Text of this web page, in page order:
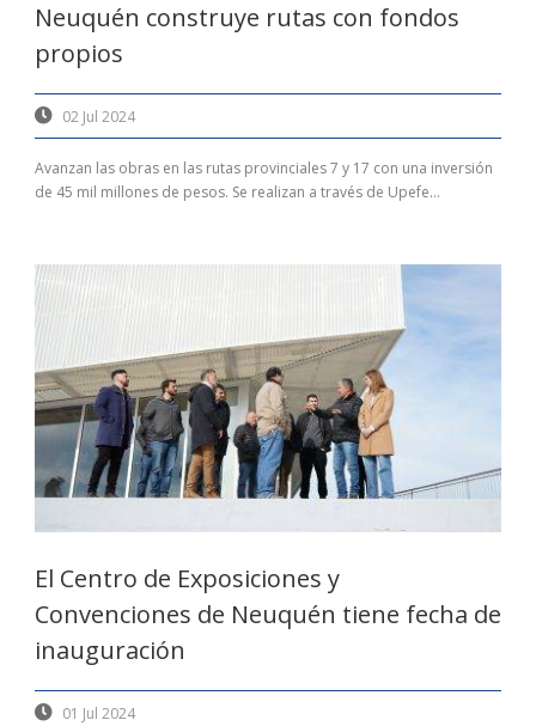
Neuquén construye rutas con fondos
propios
02 Jul 2024
Avanzan las obras en las rutas provinciales 7 y 17 con una inversión
de 45 mil millones de pesos. Se realizan a través de Upefe...
El Centro de Exposiciones y
Convenciones de Neuquén tiene fecha de
inauguración
01 Jul 2024